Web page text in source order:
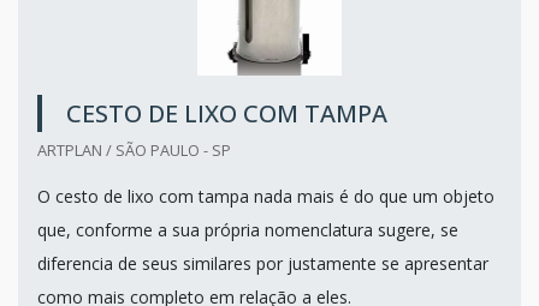
CESTO DE LIXO COM TAMPA
ARTPLAN / SÃO PAULO - SP
O cesto de lixo com tampa nada mais é do que um objeto
que, conforme a sua própria nomenclatura sugere, se
diferencia de seus similares por justamente se apresentar
como mais completo em relação a eles.